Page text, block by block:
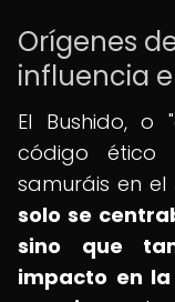
Orígenes
influencia
El Bushido, o
código
samuráis en
solo se
sino que
impacto en